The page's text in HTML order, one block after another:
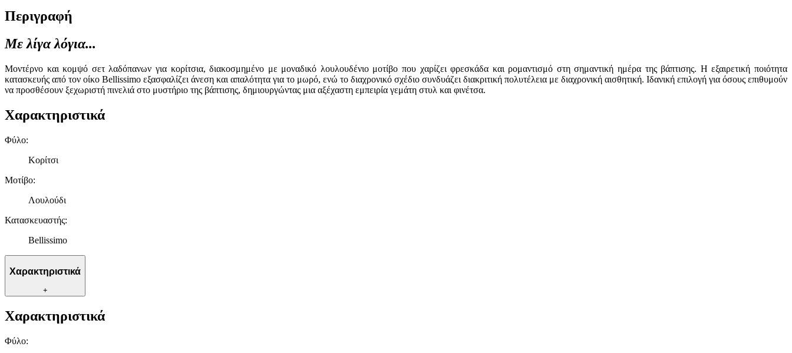
Περιγραφή
Με λίγα λόγια...
Μοντέρνο και κομψό σετ λαδόπανων για κορίτσια, διακοσμημένο με μοναδικό λουλουδένιο μοτίβο που χαρίζει φρεσκάδα και ρομαντισμό στη σημαντική ημέρα της βάπτισης. Η εξαιρετική ποιότητα
κατασκευής από τον οίκο Bellissimo εξασφαλίζει άνεση και απαλότητα για το μωρό, ενώ το διαχρονικό σχέδιο συνδυάζει διακριτική πολυτέλεια με διαχρονική αισθητική. Ιδανική επιλογή για όσους επιθυμούν
να προσθέσουν ξεχωριστή πινελιά στο μυστήριο της βάπτισης, δημιουργώντας μια αξέχαστη εμπειρία γεμάτη στυλ και φινέτσα.
Χαρακτηριστικά
Φύλο:
Κορίτσι
Μοτίβο:
Λουλούδι
Κατασκευαστής:
Bellissimo
Χαρακτηριστικά
+
Χαρακτηριστικά
Φύλο: